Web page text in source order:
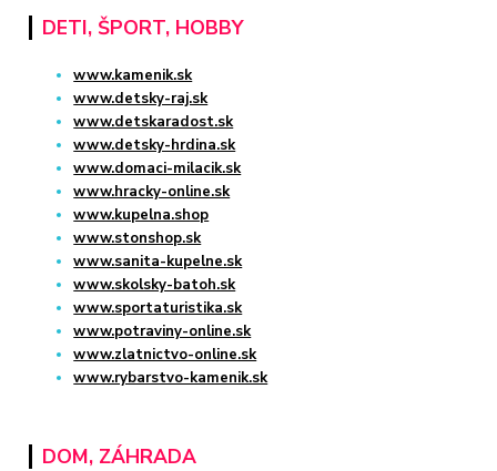
DETI, ŠPORT, HOBBY
www.kamenik.sk
www.detsky-raj.sk
www.detskaradost.sk
www.detsky-hrdina.sk
www.domaci-milacik.sk
www.hracky-online.sk
www.kupelna.shop
www.stonshop.sk
www.sanita-kupelne.sk
www.skolsky-batoh.sk
www.sportaturistika.sk
www.potraviny-online.sk
www.zlatnictvo-online.sk
www.rybarstvo-kamenik.sk
DOM, ZÁHRADA